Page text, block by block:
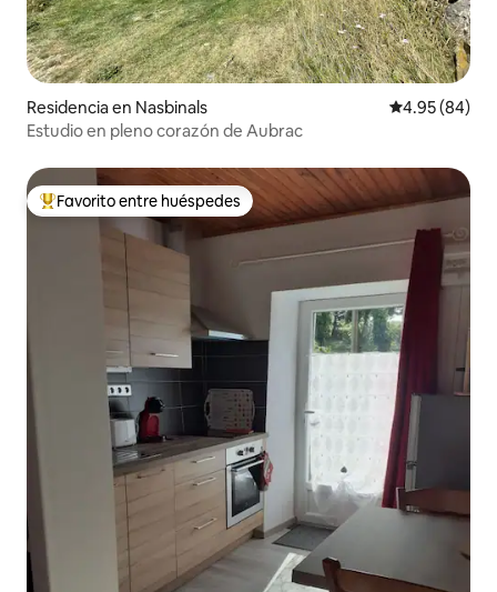
Residencia en Nasbinals Calificación
4.95 (84)
Estudio en pleno corazón de Aubrac
De los mejores en Favorito entre huéspedes
Favorito entre huéspedes